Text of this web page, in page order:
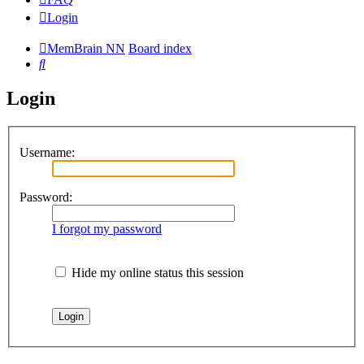
Login
MemBrain NN Board index
Search
Login
Username:
Password:
I forgot my password
Hide my online status this session